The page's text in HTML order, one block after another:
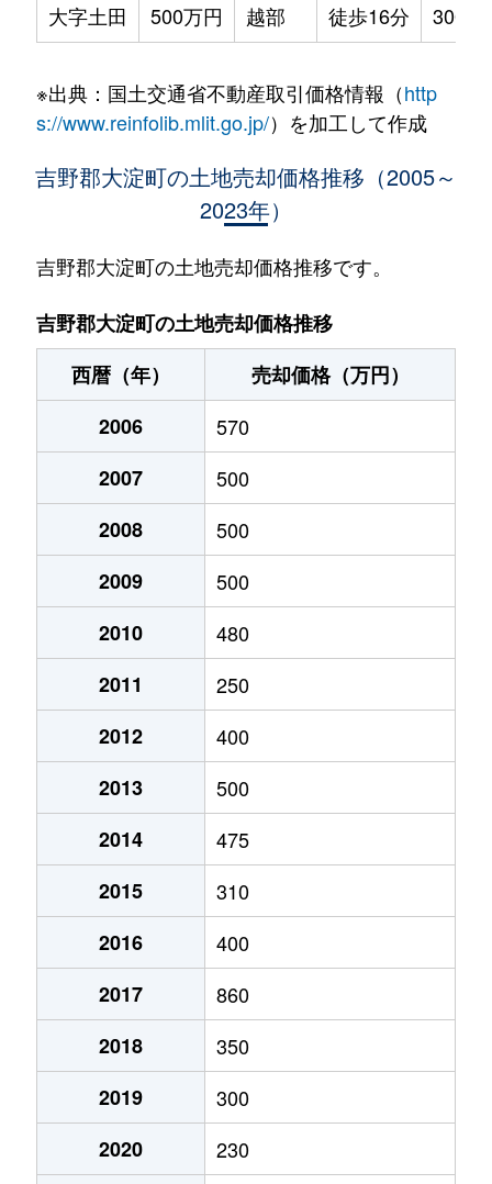
大字土田
500万円 越部 徒歩16分 300m²
※出典：国土交通省不動産取引価格情報（http
s://www.reinfolib.mlit.go.jp/）を加工して作成
吉野郡大淀町の土地売却価格推移（2005～
2023年）
吉野郡大淀町の土地売却価格推移です。
吉野郡大淀町の土地売却価格推移
西暦（年）
売却価格（万円）
2006
570
2007
500
2008
500
2009
500
2010
480
2011
250
2012
400
2013
500
2014
475
2015
310
2016
400
2017
860
2018
350
2019
300
2020
230